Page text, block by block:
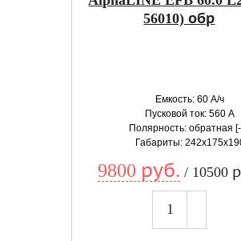
56010) обр
Емкость: 60 А/ч
Пусковой ток: 560 А
Полярность: обратная
Габариты:
9800 руб. / 10500